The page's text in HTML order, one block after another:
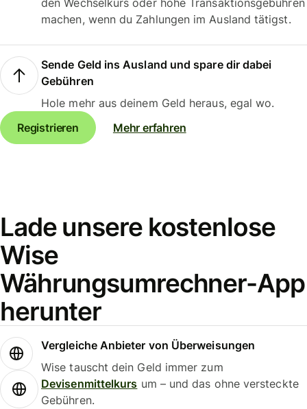
den Wechselkurs oder hohe Transaktionsgebühren
machen, wenn du Zahlungen im Ausland tätigst.
Sende Geld ins Ausland und spare dir dabei
Gebühren
Hole mehr aus deinem Geld heraus, egal wo.
Registrieren
Mehr erfahren
Lade unsere kostenlose
Wise
Währungsumrechner-App
herunter
Vergleiche Anbieter von Überweisungen
Wise tauscht dein Geld immer zum
Devisenmittelkurs um – und das ohne versteckte
Gebühren.